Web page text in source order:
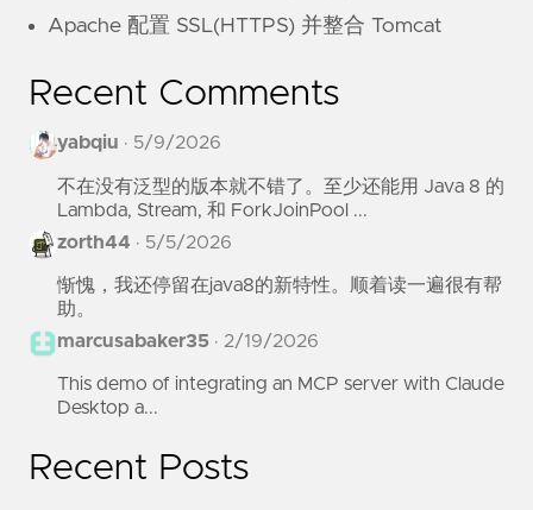
Apache 配置 SSL(HTTPS) 并整合 Tomcat
Recent Comments
yabqiu · 5/9/2026
不在没有泛型的版本就不错了。至少还能用 Java 8 的
Lambda, Stream, 和 ForkJoinPool ...
zorth44 · 5/5/2026
惭愧，我还停留在java8的新特性。顺着读一遍很有帮
助。
marcusabaker35 · 2/19/2026
This demo of integrating an MCP server with Claude
Desktop a...
Recent Posts